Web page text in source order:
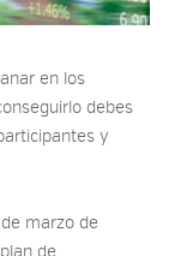
en los
debes
y
marzo de
de